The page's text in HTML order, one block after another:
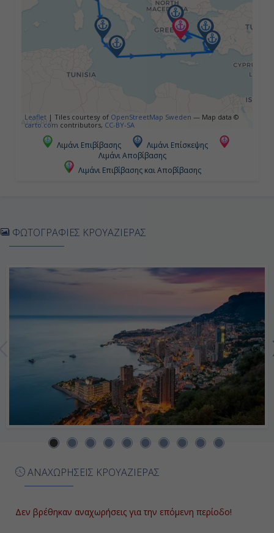
07:00
19:00
Τράπανι, Ιταλία
11:00
17:00
Ημέρα 7η
Εν Πλω
-
Ημέρα 8η
19:00
Leaflet | Tiles courtesy of OpenStreetMap Sweden — Map data ©
carto.com contributors, CC-BY-SA
Λιμάνι Επιβίβασης
Λιμάνι Επίσκεψης
Λιμάνι Αποβίβασης
Λιμάνι Επιβίβασης και Αποβίβασης
ΑΝΑΧΩΡΗΣΕΙΣ ΚΡΟΥΑΖΙΕΡΑΣ
Δεν βρέθηκαν αναχωρήσεις για την επόμενη περίοδο!
ΦΩΤΟΓΡΑΦΙΕΣ ΚΡΟΥΑΖΙΕΡΑΣ